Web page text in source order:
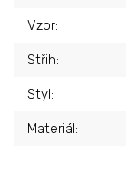
Vzor:
Střih:
Styl:
Materiál: